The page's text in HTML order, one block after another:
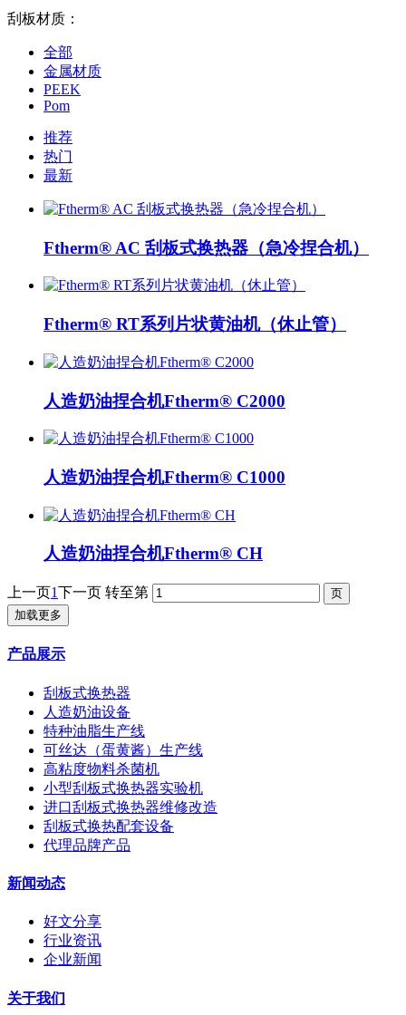
刮板材质：
全部
金属材质
PEEK
Pom
推荐
热门
最新
Ftherm® AC 刮板式换热器（急冷捏合机）
Ftherm® RT系列片状黄油机（休止管）
人造奶油捏合机Ftherm® C2000
人造奶油捏合机Ftherm® C1000
人造奶油捏合机Ftherm® CH
上一页1下一页 转至第
加载更多
产品展示
刮板式换热器
人造奶油设备
特种油脂生产线
可丝达（蛋黄酱）生产线
高粘度物料杀菌机
小型刮板式换热器实验机
进口刮板式换热器维修改造
刮板式换热配套设备
代理品牌产品
新闻动态
好文分享
行业资讯
企业新闻
关于我们